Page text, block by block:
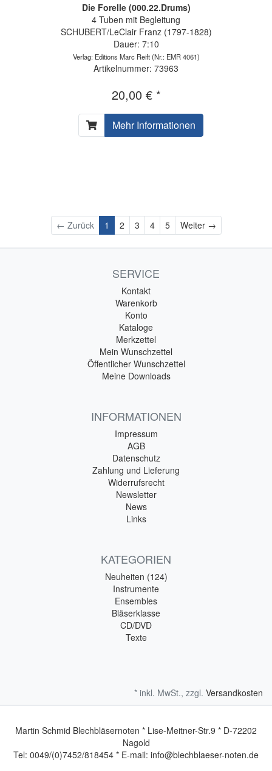
Die Forelle (000.22.Drums)
4 Tuben mit Begleitung
SCHUBERT/LeClair Franz (1797-1828)
Dauer: 7:10
Verlag: Editions Marc Reift(Nr.: EMR 4061)
Artikelnummer: 73963
20,00 € *
Mehr Informationen
← Zurück 1 2 3 4 5 Weiter →Weiter
SERVICE
Kontakt
Warenkorb
Konto
Kataloge
Merkzettel
Mein Wunschzettel
Öffentlicher Wunschzettel
Meine Downloads
INFORMATIONEN
Impressum
AGB
Datenschutz
Zahlung und Lieferung
Widerrufsrecht
Newsletter
News
Links
KATEGORIEN
Neuheiten (124)
Instrumente
Ensembles
Bläserklasse
CD/DVD
Texte
* inkl. MwSt., zzgl. Versandkosten
Martin Schmid Blechbläsernoten * Lise-Meitner-Str.9 * D-72202
Nagold
Tel: 0049/(0)7452/818454 * E-mail: info@blechblaeser-noten.de